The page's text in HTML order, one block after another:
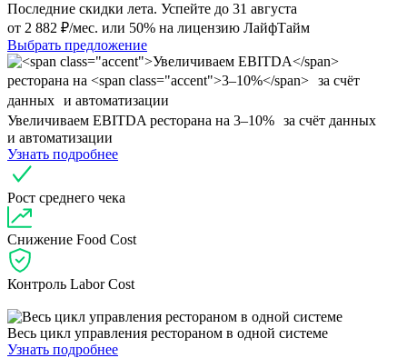
Последние скидки лета. Успейте до 31 августа
от 2 882 ₽/мес. или 50% на лицензию ЛайфТайм
Выбрать предложение
Увеличиваем EBITDA ресторана на 3–10% за счёт данных
и автоматизации
Узнать подробнее
Рост среднего чека
Снижение Food Cost
Контроль Labor Cost
Весь цикл управления рестораном в одной системе
Узнать подробнее